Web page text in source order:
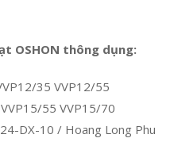
OSHON thông dụng:
35 VVP12/55
55 VVP15/70
DX-10 / Hoang Long Phu